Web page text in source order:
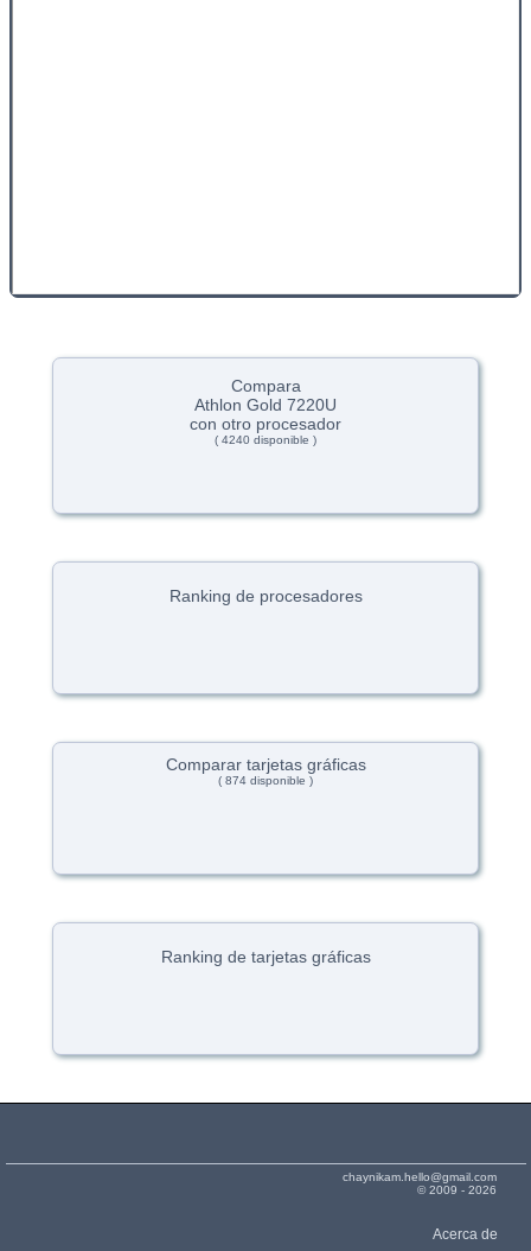
Compara
Athlon Gold 7220U
con otro procesador
( 4240 disponible )
Ranking de procesadores
Comparar tarjetas gráficas
( 874 disponible )
Ranking de tarjetas gráficas
chaynikam.hello@gmail.com
© 2009 - 2026
Acerca de